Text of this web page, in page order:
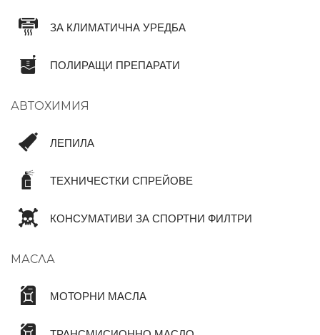
ЗА КЛИМАТИЧНА УРЕДБА
ПОЛИРАЩИ ПРЕПАРАТИ
АВТОХИМИЯ
ЛЕПИЛА
ТЕХНИЧЕСТКИ СПРЕЙОВЕ
КОНСУМАТИВИ ЗА СПОРТНИ ФИЛТРИ
МАСЛА
МОТОРНИ МАСЛА